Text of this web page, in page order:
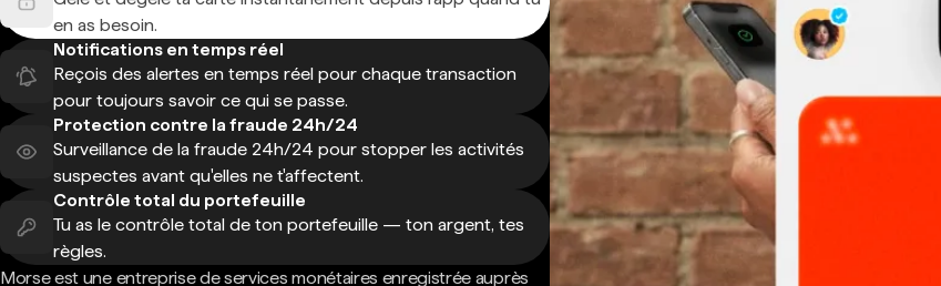
en as besoin.
Notifications en temps réel
Reçois des alertes en temps réel pour chaque transaction
pour toujours savoir ce qui se passe.
Protection contre la fraude 24h/24
Surveillance de la fraude 24h/24 pour stopper les activités
suspectes avant qu'elles ne t'affectent.
Contrôle total du portefeuille
Tu as le contrôle total de ton portefeuille — ton argent, tes
règles.
Morse est une entreprise de services monétaires enregistrée auprès